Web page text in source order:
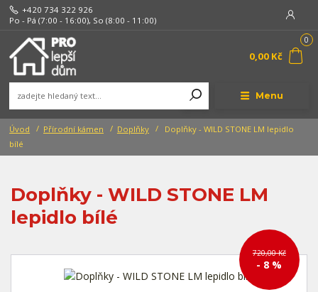
Menu
+420 734 322 926
Po - Pá (7:00 - 16:00), So (8:00 - 11:00)
0
0,00 Kč
Úvod Přírodní kámen Doplňky
Doplňky - WILD STONE LM lepidlo
bílé
Doplňky - WILD STONE LM
lepidlo bílé
720,00 Kč
- 8 %